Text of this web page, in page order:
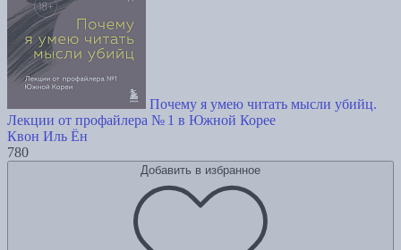
Почему я умею читать мысли убийц.
Лекции от профайлера № 1 в Южной Корее
Квон Иль Ён
780
Добавить в избранное